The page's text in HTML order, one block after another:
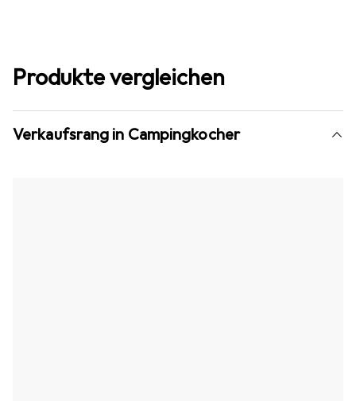
Produkte vergleichen
Verkaufsrang in Campingkocher